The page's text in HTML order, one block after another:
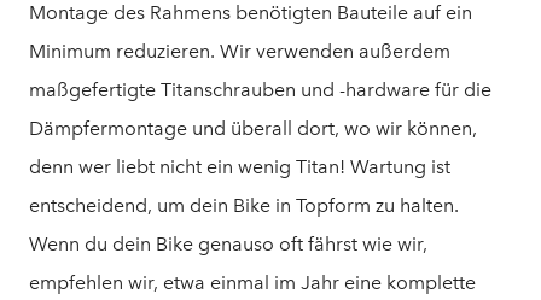
Montage des Rahmens benötigten Bauteile auf ein
Minimum reduzieren. Wir verwenden außerdem
maßgefertigte Titanschrauben und -hardware für die
Dämpfermontage und überall dort, wo wir können,
denn wer liebt nicht ein wenig Titan! Wartung ist
entscheidend, um dein Bike in Topform zu halten.
Wenn du dein Bike genauso oft fährst wie wir,
empfehlen wir, etwa einmal im Jahr eine komplette